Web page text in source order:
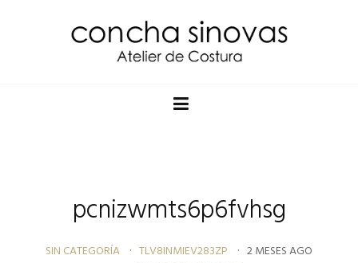
pcnizwmts6p6fvhsg
SIN CATEGORÍA TLV8INMIEV283ZP
2 MESES AGO